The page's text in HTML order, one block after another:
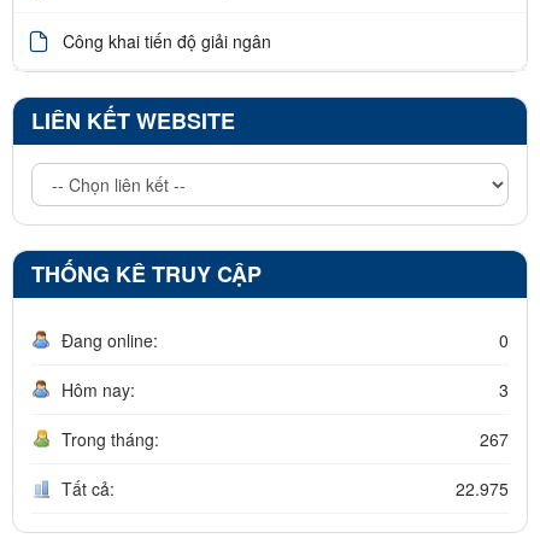
Công khai tiến độ giải ngân
LIÊN KẾT WEBSITE
THỐNG KÊ TRUY CẬP
Đang online: 0
Hôm nay: 3
Trong tháng: 267
Tất cả: 22.975